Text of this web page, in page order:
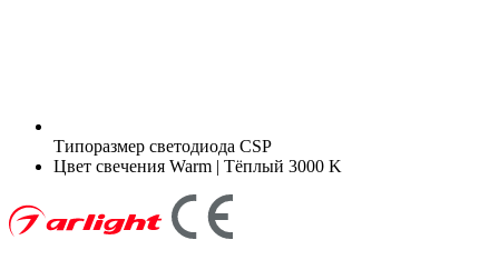
Типоразмер светодиода CSP
Цвет свечения Warm | Тёплый 3000 K